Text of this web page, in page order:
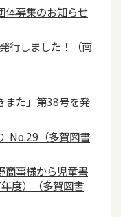
体募集のお知らせ
行しました！（南
また」第38号を発
No.29（多賀図書
商事様から児童書
度）（多賀図書